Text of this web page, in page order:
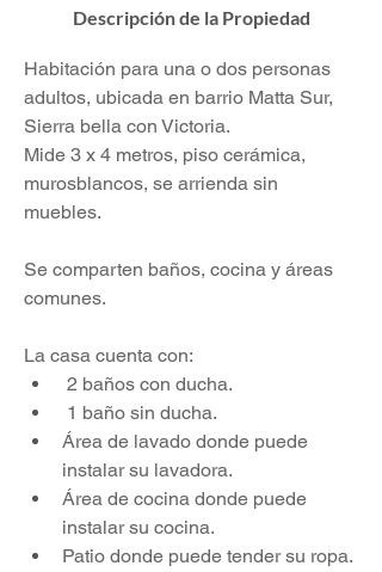
Descripción de la Propiedad
Habitación para una o dos personas
adultos, ubicada en barrio Matta Sur,
Sierra bella con Victoria.
Mide 3 x 4 metros, piso cerámica,
murosblancos, se arrienda sin
muebles.
Se comparten baños, cocina y áreas
comunes.
La casa cuenta con:
2 baños con ducha.
1 baño sin ducha.
Área de lavado donde puede
instalar su lavadora.
Área de cocina donde puede
instalar su cocina.
Patio donde puede tender su ropa.